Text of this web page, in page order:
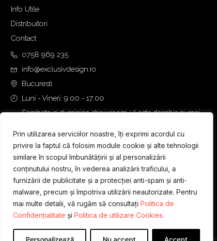
Prin utilizarea serviciilor noastre, îți exprimi acordul cu
privire la faptul că folosim module cookie și alte tehnologii
similare în scopul îmbunătățirii și al personalizării
conținutului nostru, în vederea analizării traficului, a
furnizării de publicitate și a protecției anti-spam și anti-
malware, precum și împotriva utilizării neautorizate. Pentru
mai multe detalii, vă rugăm să consultați Politica de
Confidențialitate și Politica de utilizare Cookies.
Personalizează Nu accept Accept
Info Utile
Distribuitori
Contact
0758 969 235
info@exclusivdesign.ro
Bucuresti
Luni - Vineri: 9:00 - 17:00
Sambata si duminica showroom-ul este deschis numai